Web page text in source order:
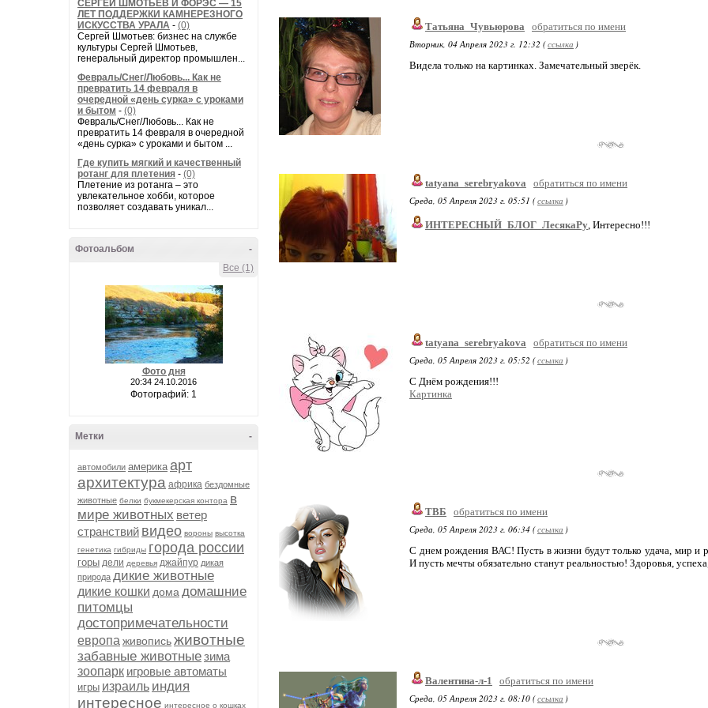
СЕРГЕЙ ШМОТЬЕВ И ФОРЭС — 15
ЛЕТ ПОДДЕРЖКИ КАМНЕРЕЗНОГО
ИСКУССТВА УРАЛА - (0)
Сергей Шмотьев: бизнес на службе
культуры Сергей Шмотьев,
генеральный директор промышлен...
Февраль/Снег/Любовь... Как не
превратить 14 февраля в
очередной «день сурка» с уроками
и бытом - (0)
Февраль/Снег/Любовь... Как не
превратить 14 февраля в очередной
«день сурка» с уроками и бытом ...
Где купить мягкий и качественный
ротанг для плетения - (0)
Плетение из ротанга – это
увлекательное хобби, которое
позволяет создавать уникал...
-
Фотоальбом
Все (1)
Фото дня
20:34 24.10.2016
Фотографий: 1
-
Метки
автомобили америка арт
архитектура африка бездомные
животные белки букмекерская контора в
мире животных ветер
странствий видео вороны высотка
генетика гибриды города россии
горы дели деревья джайпур дикая
природа дикие животные
дикие кошки дома домашние
питомцы
достопримечательности
европа живописьживотные
забавные животныезима
зоопарк игровые автоматы
игры израиль индия
интересное интересное о кошках
Татьяна_Чувьюрова
обратиться по имени
Вторник, 04 Апреля 2023 г. 12:32 (ссылка )
Видела только на картинках. Замечательный зверёк.
tatyana_serebryakova
обратиться по имени
Среда, 05 Апреля 2023 г. 05:51 (ссылка )
ИНТЕРЕСНЫЙ_БЛОГ_ЛесякаРу, Интересно!!!
tatyana_serebryakova
обратиться по имени
Среда, 05 Апреля 2023 г. 05:52 (ссылка )
С Днём рождения!!!
Картинка
ТВБ
обратиться по имени
Среда, 05 Апреля 2023 г. 06:34 (ссылка )
C днем рождения ВАС! Пусть в жизни будут только удача, мир
И пусть мечты обязательно станут реальностью! Здоровья,
Валентина-л-1
обратиться по имени
Среда, 05 Апреля 2023 г. 08:10 (ссылка )